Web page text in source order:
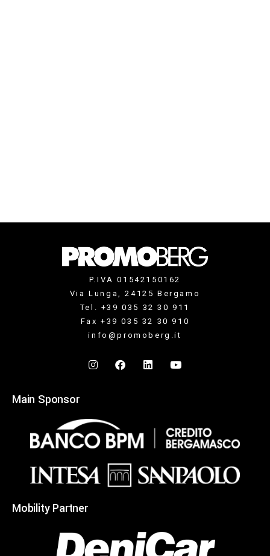
P.IVA 01542150162
Via Lunga, 24125 Bergamo
Tel. +39 035 32 30 911
Fax +39 035 32 30 910
info@promoberg.it
Main Sponsor
Mobility Partner